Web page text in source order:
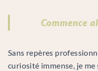
Commence
Sans repères
curiosité immense, je